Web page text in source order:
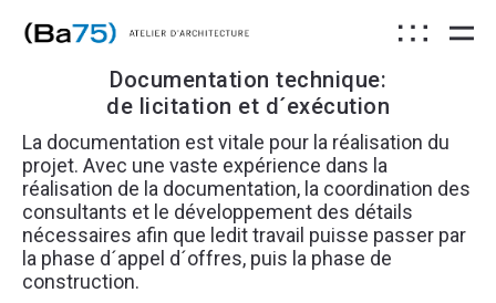
Documentation technique:
de licitation et d´exécution
La documentation est vitale pour la réalisation du
projet. Avec une vaste expérience dans la
réalisation de la documentation, la coordination des
consultants et le développement des détails
nécessaires afin que ledit travail puisse passer par
la phase d´appel d´offres, puis la phase de
construction.